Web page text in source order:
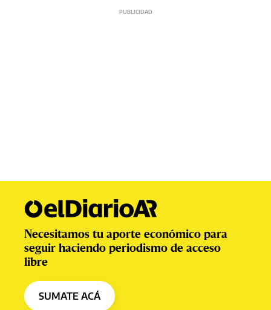
Necesitamos tu aporte económico para
seguir haciendo periodismo de acceso
libre
SUMATE ACÁ